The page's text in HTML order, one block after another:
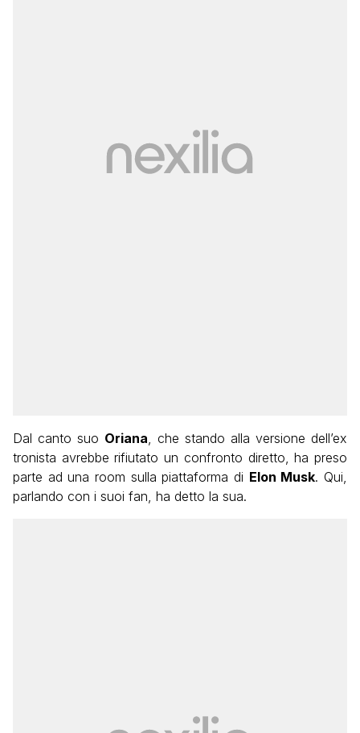
Dal canto suo Oriana, che stando alla versione dell’ex
tronista avrebbe rifiutato un confronto diretto, ha preso
parte ad una room sulla piattaforma di Elon Musk. Qui,
parlando con i suoi fan, ha detto la sua.